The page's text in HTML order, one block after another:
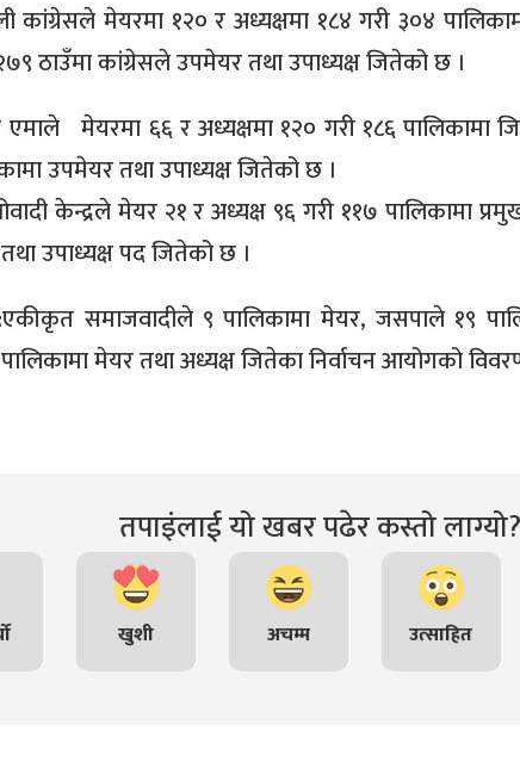
कांग्रेसले मेयरमा १२० र अध्यक्षमा १८४ गरी ३०४
ठाउँमा कांग्रेसले उपमेयर तथा उपाध्यक्ष जितेको छ ।
मेयरमा ६६ र अध्यक्षमा १२० गरी १८६ पालिकामा
उपमेयर तथा उपाध्यक्ष जितेको छ ।
केन्द्रले मेयर २१ र अध्यक्ष ९६ गरी ११७ पालिकामा
उपाध्यक्ष पद जितेको छ ।
समाजवादीले ९ पालिकामा मेयर, जसपाले १९
मेयर तथा अध्यक्ष जितेका निर्वाचन आयोगको
तपाइंलाई यो खबर पढेर कस्तो
खुशी अचम्म उत्साहित